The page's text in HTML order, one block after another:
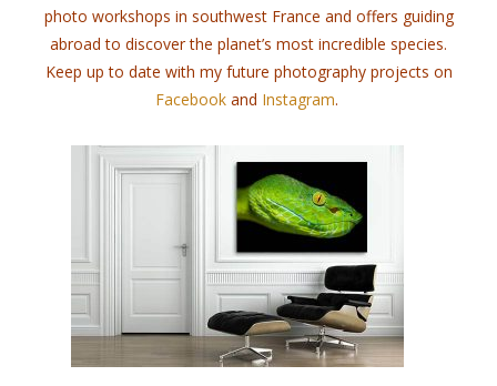
photo workshops in southwest France and offers guiding
abroad to discover the planet’s most incredible species.
Keep up to date with my future photography projects on
Facebookand Instagram.